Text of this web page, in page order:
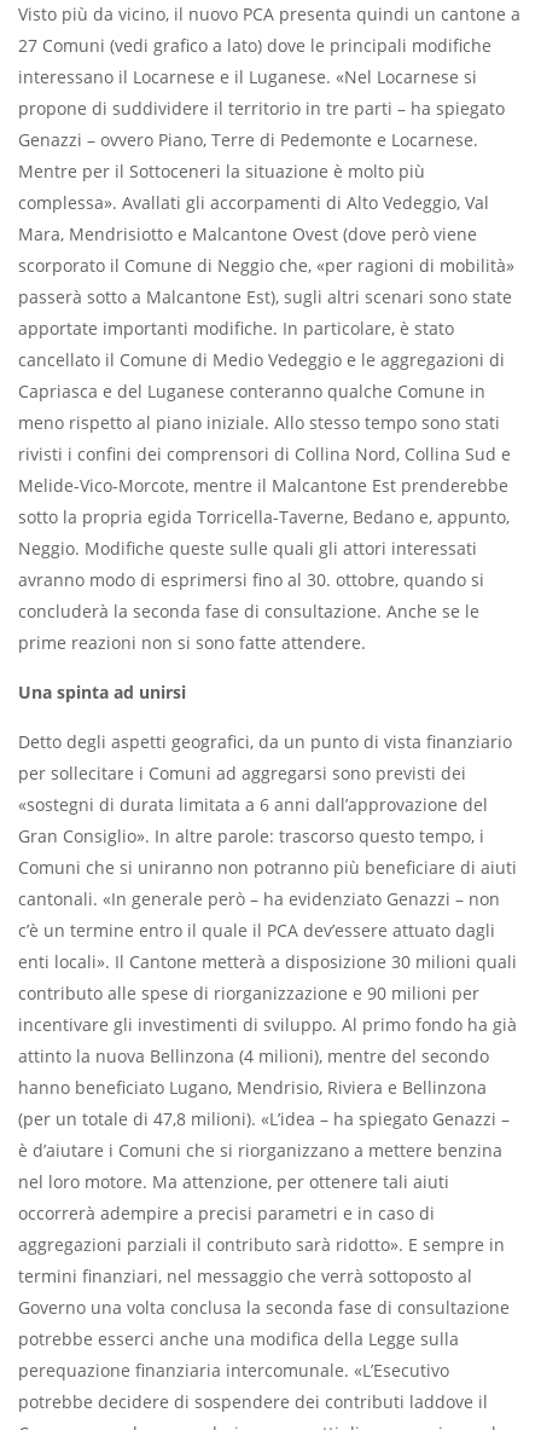
Visto più da vicino, il nuovo PCA presenta quindi un cantone a
27 Comuni (vedi grafico a lato) dove le principali modifiche
interessano il Locarnese e il Luganese. «Nel Locarnese si
propone di suddividere il territorio in tre parti – ha spiegato
Genazzi – ovvero Piano, Terre di Pedemonte e Locarnese.
Mentre per il Sottoceneri la situazione è molto più
complessa». Avallati gli accorpamenti di Alto Vedeggio, Val
Mara, Mendrisiotto e Malcantone Ovest (dove però viene
scorporato il Comune di Neggio che, «per ragioni di mobilità»
passerà sotto a Malcantone Est), sugli altri scenari sono state
apportate importanti modifiche. In particolare, è stato
cancellato il Comune di Medio Vedeggio e le aggregazioni di
Capriasca e del Luganese conteranno qualche Comune in
meno rispetto al piano iniziale. Allo stesso tempo sono stati
rivisti i confini dei comprensori di Collina Nord, Collina Sud e
Melide-Vico-Morcote, mentre il Malcantone Est prenderebbe
sotto la propria egida Torricella-Taverne, Bedano e, appunto,
Neggio. Modifiche queste sulle quali gli attori interessati
avranno modo di esprimersi fino al 30. ottobre, quando si
concluderà la seconda fase di consultazione. Anche se le
prime reazioni non si sono fatte attendere.
Una spinta ad unirsi
Detto degli aspetti geografici, da un punto di vista finanziario
per sollecitare i Comuni ad aggregarsi sono previsti dei
«sostegni di durata limitata a 6 anni dall’approvazione del
Gran Consiglio». In altre parole: trascorso questo tempo, i
Comuni che si uniranno non potranno più beneficiare di aiuti
cantonali. «In generale però – ha evidenziato Genazzi – non
c’è un termine entro il quale il PCA dev’essere attuato dagli
enti locali». Il Cantone metterà a disposizione 30 milioni quali
contributo alle spese di riorganizzazione e 90 milioni per
incentivare gli investimenti di sviluppo. Al primo fondo ha già
attinto la nuova Bellinzona (4 milioni), mentre del secondo
hanno beneficiato Lugano, Mendrisio, Riviera e Bellinzona
(per un totale di 47,8 milioni). «L’idea – ha spiegato Genazzi –
è d’aiutare i Comuni che si riorganizzano a mettere benzina
nel loro motore. Ma attenzione, per ottenere tali aiuti
occorrerà adempire a precisi parametri e in caso di
aggregazioni parziali il contributo sarà ridotto». E sempre in
termini finanziari, nel messaggio che verrà sottoposto al
Governo una volta conclusa la seconda fase di consultazione
potrebbe esserci anche una modifica della Legge sulla
perequazione finanziaria intercomunale. «L’Esecutivo
potrebbe decidere di sospendere dei contributi laddove il